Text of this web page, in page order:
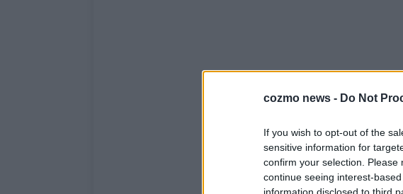
cozmo news - Do Not
If you wish to opt-out of the
sensitive information for
confirm your selection.
continue seeing interest-
information disclosed to third